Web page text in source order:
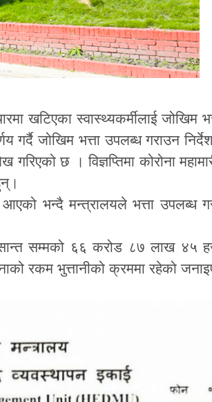
खटिएका स्वास्थ्यकर्मीलाई जोखिम
जोखिम भत्ता उपलब्ध गराउन
गरिएको छ । विज्ञप्तिमा कोरोना
आएको भन्दै मन्त्रालयले भत्ता उपलब्ध
सम्मको ६६ करोड ८७ लाख ४५
रकम भुत्तानीको क्रममा रहेको